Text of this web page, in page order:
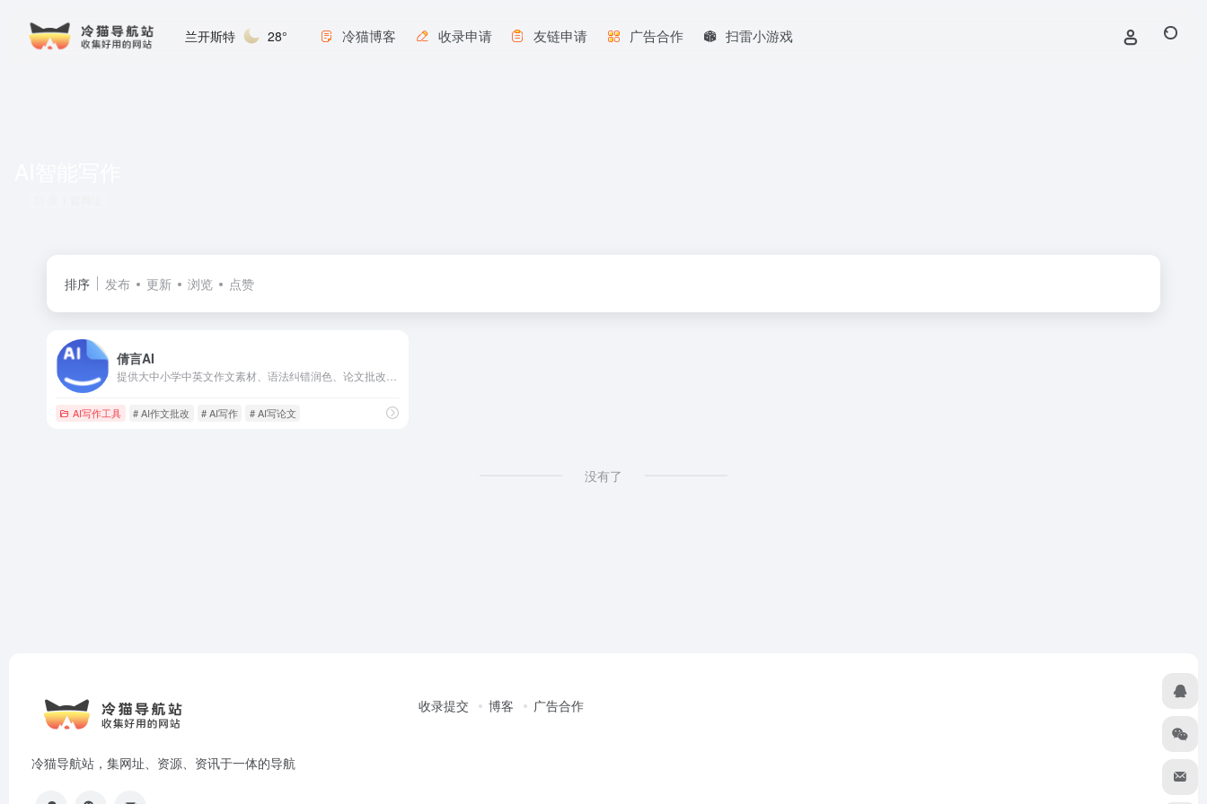
兰开斯特 28° 冷猫博客 收录申请 友链申请 广告合作 扫雷小游戏
排序 发布 更新 浏览 点赞
倩言AI
AI写作工具 # AI作文批改 # AI写作 # AI写论文
没有了
冷猫导航站，集网址、资源、资讯于一体的导航
收录提交 博客 广告合作